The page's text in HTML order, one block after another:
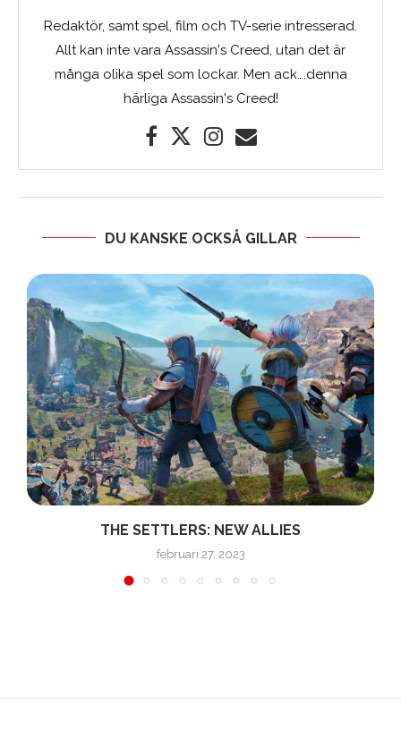
Redaktör, samt spel, film och TV-serie intresserad.
Allt kan inte vara Assassin's Creed, utan det är
många olika spel som lockar. Men ack….denna
härliga Assassin's Creed!
DU KANSKE OCKSÅ GILLAR
THE SETTLERS: NEW ALLIES
februari 27, 2023